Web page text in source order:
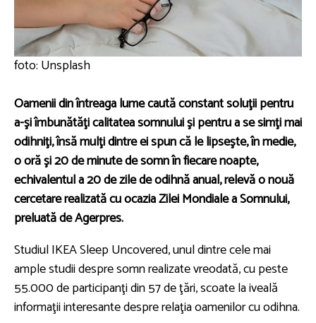
foto: Unsplash
Oamenii din întreaga lume caută constant soluţii pentru
a-şi îmbunătăţi calitatea somnului şi pentru a se simţi mai
odihniţi, însă mulţi dintre ei spun că le lipseşte, în medie,
o oră şi 20 de minute de somn în fiecare noapte,
echivalentul a 20 de zile de odihnă anual, relevă o nouă
cercetare realizată cu ocazia Zilei Mondiale a Somnului,
preluată de Agerpres.
Studiul IKEA Sleep Uncovered, unul dintre cele mai
ample studii despre somn realizate vreodată, cu peste
55.000 de participanţi din 57 de ţări, scoate la iveală
informaţii interesante despre relaţia oamenilor cu odihna.